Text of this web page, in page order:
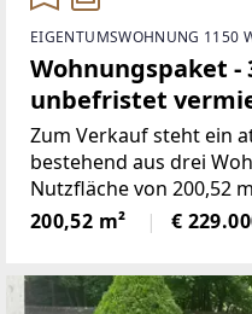
EIGENTUMSWOHNUNG 1150
Wohnungspaket -
unbefristet
Schweglerstraße
Zum Verkauf steht ein
bestehend aus drei
Nutzfläche von 200,52
Kategorie-D-
vermietet.Dieses
200,52 m² €